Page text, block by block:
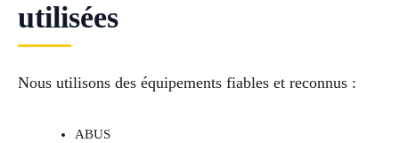
utilisées
Nous utilisons des équipements fiables et reconnus :
ABUS